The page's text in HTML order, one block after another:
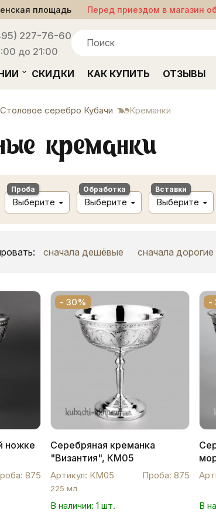
площадь Перед приездом в магазин
227-76-60
до 21:00
СКИДКИ КАК КУПИТЬ ОТЗЫВЫ
Столовое серебро Кубачи Креманки
креманки
Проба
Выберите
Обработка
Выберите
Вставки
Выберите
сначала дешёвые сначала дорогие
ножке
875
- 30%
Серебряная креманка
"Византия", КМ05
Артикул: КМ05 Проба: 875
225 мл
В наличии: 1 шт.
-
В